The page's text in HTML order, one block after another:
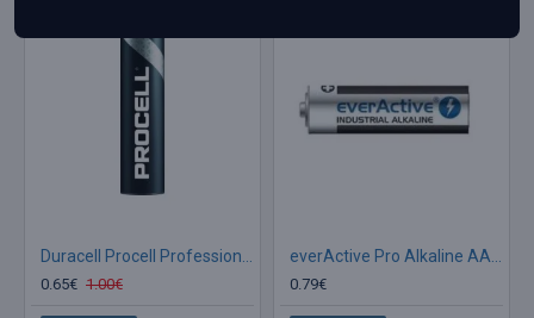
0.65€ 1.00€ 0.79€